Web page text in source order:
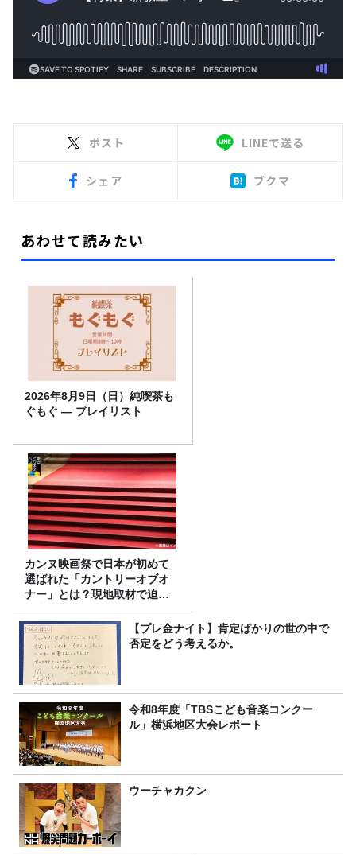
ポスト LINEで送る
シェア ブクマ
あわせて読みたい
2026年8月9日（日）純喫茶も
ぐもぐ ― プレイリスト
カンヌ映画祭で日本が初めて
選ばれた「カントリーオブオ
ナー」とは？現地取材で迫る
選出の意味
【プレ金ナイト】肯定ばかりの世の中で
否定をどう考えるか。
令和8年度「TBSこども音楽コンクー
ル」横浜地区大会レポート
ウーチャカクン